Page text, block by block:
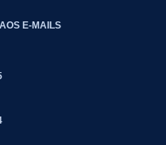
E-MAILS